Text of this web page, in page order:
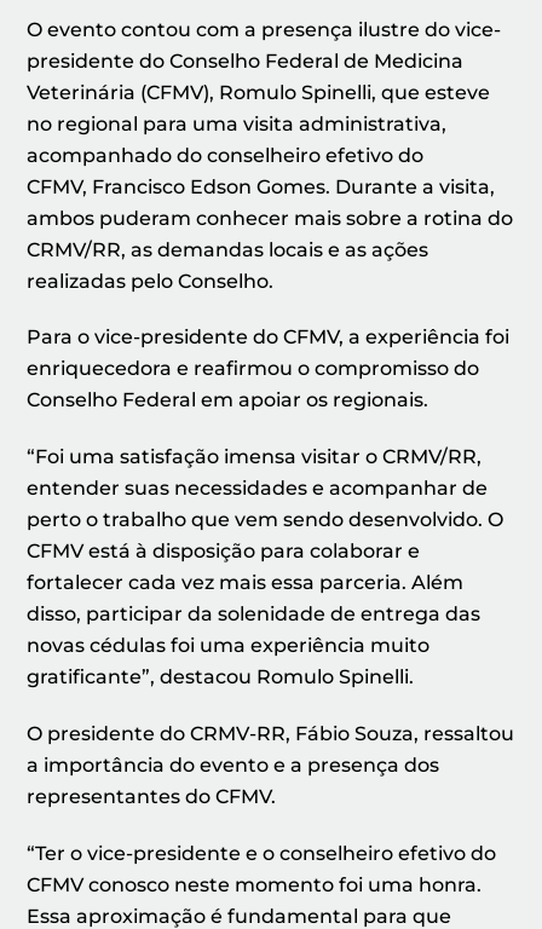
O evento contou com a presença ilustre do vice-
presidente do Conselho Federal de Medicina
Veterinária (CFMV), Romulo Spinelli, que esteve
no regional para uma visita administrativa,
acompanhado do conselheiro efetivo do
CFMV, Francisco Edson Gomes. Durante a visita,
ambos puderam conhecer mais sobre a rotina do
CRMV/RR, as demandas locais e as ações
realizadas pelo Conselho.
Para o vice-presidente do CFMV, a experiência foi
enriquecedora e reafirmou o compromisso do
Conselho Federal em apoiar os regionais.
“Foi uma satisfação imensa visitar o CRMV/RR,
entender suas necessidades e acompanhar de
perto o trabalho que vem sendo desenvolvido. O
CFMV está à disposição para colaborar e
fortalecer cada vez mais essa parceria. Além
disso, participar da solenidade de entrega das
novas cédulas foi uma experiência muito
gratificante”, destacou Romulo Spinelli.
O presidente do CRMV-RR, Fábio Souza, ressaltou
a importância do evento e a presença dos
representantes do CFMV.
“Ter o vice-presidente e o conselheiro efetivo do
CFMV conosco neste momento foi uma honra.
Essa aproximação é fundamental para que